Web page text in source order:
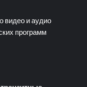
видео и аудио
программ